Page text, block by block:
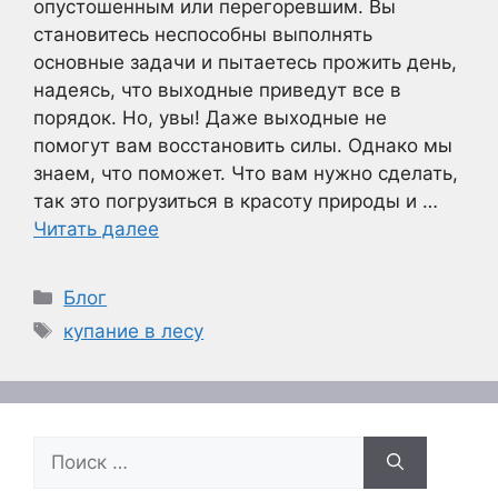
опустошенным или перегоревшим. Вы
становитесь неспособны выполнять
основные задачи и пытаетесь прожить день,
надеясь, что выходные приведут все в
порядок. Но, увы! Даже выходные не
помогут вам восстановить силы. Однако мы
знаем, что поможет. Что вам нужно сделать,
так это погрузиться в красоту природы и …
Читать далее
Рубрики
Блог
Метки
купание в лесу
Поиск: